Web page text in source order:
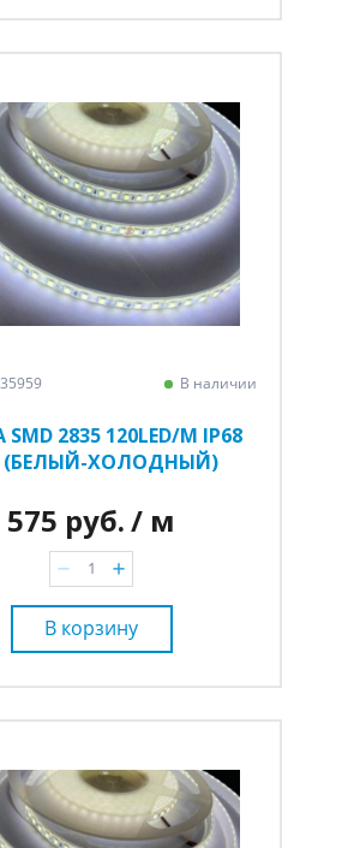
В наличии
2835 120LED/M IP68
(БЕЛЫЙ-ХОЛОДНЫЙ)
575 руб./ м
В корзину